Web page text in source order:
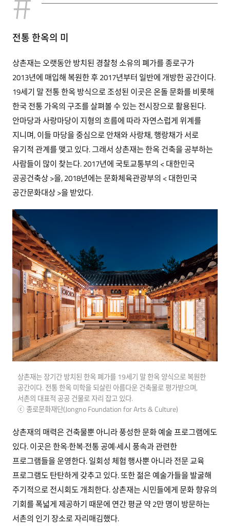
전통 한옥의 미
상촌재는 오랫동안 방치된 경찰청 소유의 폐가를 종로구가
2013년에 매입해 복원한 후 2017년부터 일반에 개방한 공간이다.
19세기 말 전통 한옥 방식으로 조성된 이곳은 온돌 문화를 비롯해
한국 전통 가옥의 구조를 살펴볼 수 있는 전시장으로 활용된다.
안마당과 사랑마당이 지형의 흐름에 따라 자연스럽게 위계를
지니며, 이들 마당을 중심으로 안채와 사랑채, 행랑채가 서로
유기적 관계를 맺고 있다. 그래서 상촌재는 한옥 건축을 공부하는
사람들이 많이 찾는다. 2017년에 국토교통부의 < 대한민국
공공건축상 >을, 2018년에는 문화체육관광부의 < 대한민국
공간문화대상 >을 받았다.
상촌재는 장기간 방치된 한옥 폐가를 19세기 말 한옥 양식으로 복원한
공간이다. 전통 한옥 미학을 되살린 아름다운 건축물로 평가받으며,
서촌의 대표적 공공 건물로 자리 잡고 있다.
ⓒ 종로문화재단(Jongno Foundation for Arts & Culture)
상촌재의 매력은 건축물뿐 아니라 풍성한 문화 예술 프로그램에도
있다. 이곳은 한옥·한복·전통 공예·세시 풍속과 관련한
프로그램들을 운영한다. 일회성 체험 행사뿐 아니라 전문 교육
프로그램도 탄탄하게 갖추고 있다. 또한 젊은 예술가들을 발굴해
주기적으로 전시회도 개최한다. 상촌재는 시민들에게 문화 향유의
기회를 폭넓게 제공하기 때문에 연간 평균 약 2만 명이 방문하는
서촌의 인기 장소로 자리매김했다.